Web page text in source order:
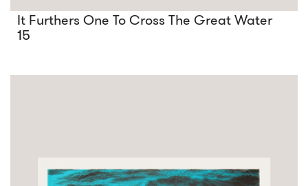
It Furthers One To Cross The Great Water
15